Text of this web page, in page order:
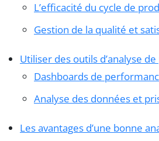
L’efficacité du cycle de
Gestion de la qualité et
Utiliser des outils d’analyse
Dashboards de
Analyse des données et
Les avantages d’une bonne